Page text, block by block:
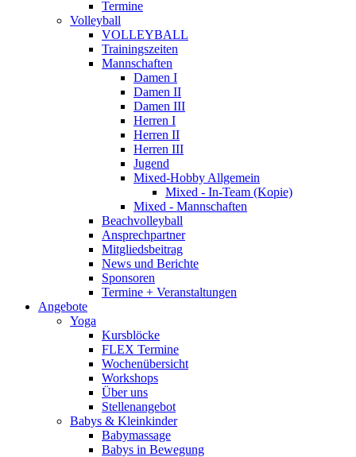
Termine
Volleyball
VOLLEYBALL
Trainingszeiten
Mannschaften
Damen I
Damen II
Damen III
Herren I
Herren II
Herren III
Jugend
Mixed-Hobby Allgemein
Mixed - In-Team (Kopie)
Mixed - Mannschaften
Beachvolleyball
Ansprechpartner
Mitgliedsbeitrag
News und Berichte
Sponsoren
Termine + Veranstaltungen
Angebote
Yoga
Kursblöcke
FLEX Termine
Wochenübersicht
Workshops
Über uns
Stellenangebot
Babys & Kleinkinder
Babymassage
Babys in Bewegung